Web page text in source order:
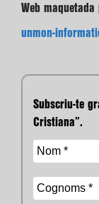
Web maquetada
unmon-
Subscriu-te
Cristiana”.